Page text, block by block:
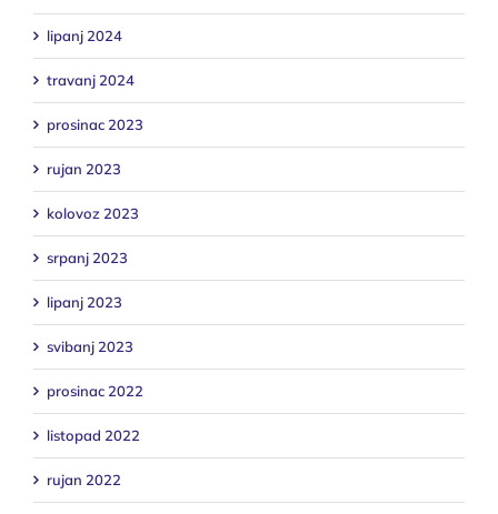
lipanj 2024
travanj 2024
prosinac 2023
rujan 2023
kolovoz 2023
srpanj 2023
lipanj 2023
svibanj 2023
prosinac 2022
listopad 2022
rujan 2022